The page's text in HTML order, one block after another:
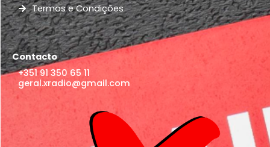
Termos e Condições
Contacto
+351 91 350 65 11
geral.xradio@gmail.com